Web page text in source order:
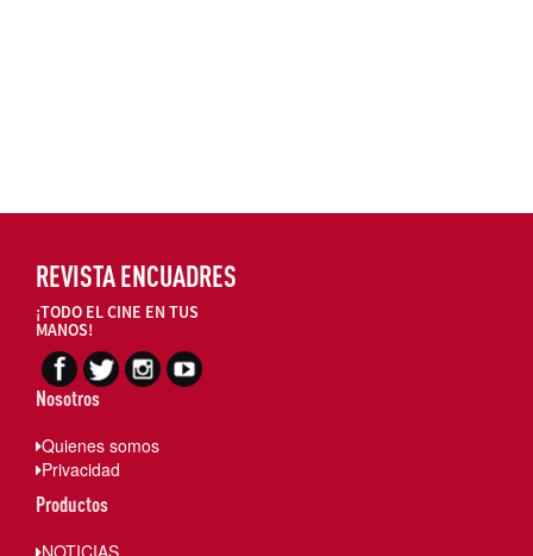
REVISTA ENCUADRES
¡TODO EL CINE EN TUS
MANOS!
Nosotros
Quienes somos
Privacidad
Productos
NOTICIAS